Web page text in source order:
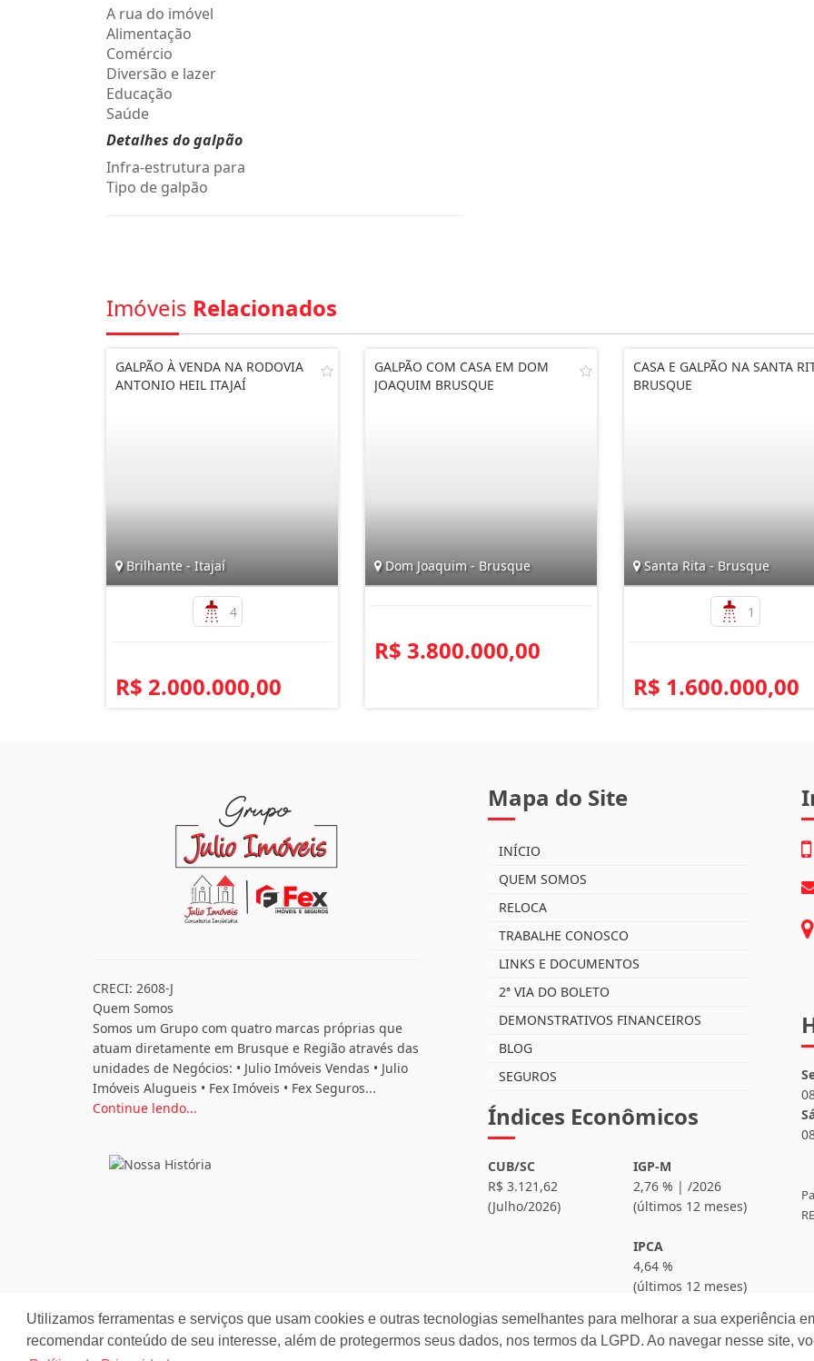
Utilizamos ferramentas e serviços que usam cookies e outras tecnologias semelhantes para melhorar a sua experiência
recomendar conteúdo de seu interesse, além de protegermos seus dados, nos termos da LGPD. Ao navegar nesse site,
A rua do imóvel
Alimentação
Comércio
Diversão e lazer
Educação
Saúde
Detalhes do galpão
Infra-estrutura para
Tipo de galpão
Imóveis Relacionados
GALPÃO À VENDA NA RODOVIA
ANTONIO HEIL ITAJAÍ
Brilhante - Itajaí
4
R$ 2.000.000,00
GALPÃO COM CASA EM DOM
JOAQUIM BRUSQUE
Dom Joaquim - Brusque
R$ 3.800.000,00
CASA E GALPÃO NA SANTA
BRUSQUE
Santa Rita - Brusque
1
R$ 1.600.000,00
CRECI: 2608-J
Quem Somos
Somos um Grupo com quatro marcas próprias que
atuam diretamente em Brusque e Região através das
unidades de Negócios: • Julio Imóveis Vendas • Julio
Imóveis Alugueis • Fex Imóveis • Fex Seguros...
Continue lendo...
Mapa do Site
INÍCIO
QUEM SOMOS
RELOCA
TRABALHE CONOSCO
LINKS E DOCUMENTOS
2ª VIA DO BOLETO
DEMONSTRATIVOS FINANCEIROS
BLOG
SEGUROS
Índices Econômicos
CUB/SC
R$ 3.121,62
(Julho/2026)
IGP-M
2,76 % | /2026
(últimos 12 meses)
IPCA
4,64 %
(últimos 12 meses)